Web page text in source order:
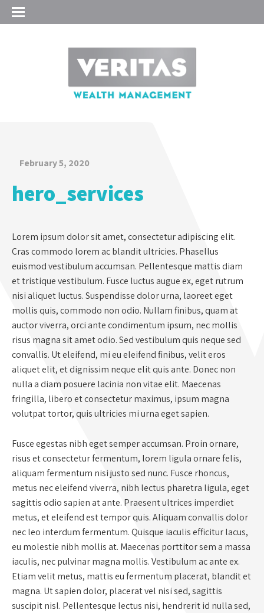
February 5, 2020
hero_services
Lorem ipsum dolor sit amet, consectetur adipiscing elit.
Cras commodo lorem ac blandit ultricies. Phasellus
euismod vestibulum accumsan. Pellentesque mattis diam
et tristique vestibulum. Fusce luctus augue ex, eget rutrum
nisi aliquet luctus. Suspendisse dolor urna, laoreet eget
mollis quis, commodo non odio. Nullam finibus, quam at
auctor viverra, orci ante condimentum ipsum, nec mollis
risus magna sit amet odio. Sed vestibulum quis neque sed
convallis. Ut eleifend, mi eu eleifend finibus, velit eros
aliquet elit, et dignissim neque elit quis ante. Donec non
nulla a diam posuere lacinia non vitae elit. Maecenas
fringilla, libero et consectetur maximus, ipsum magna
volutpat tortor, quis ultricies mi urna eget sapien.
Fusce egestas nibh eget semper accumsan. Proin ornare,
risus et consectetur fermentum, lorem ligula ornare felis,
aliquam fermentum nisi justo sed nunc. Fusce rhoncus,
metus nec eleifend viverra, nibh lectus pharetra ligula, eget
sagittis odio sapien at ante. Praesent ultrices imperdiet
metus, et eleifend est tempor quis. Aliquam convallis dolor
nec leo interdum fermentum. Quisque iaculis efficitur lacus,
eu molestie nibh mollis at. Maecenas porttitor sem a massa
iaculis, nec pulvinar magna mollis. Vestibulum ac ante ex.
Etiam velit metus, mattis eu fermentum placerat, blandit et
magna. Ut sapien dolor, placerat vel nisi sed, sagittis
suscipit nisl. Pellentesque lectus nisi, hendrerit id nulla sed,